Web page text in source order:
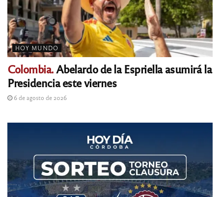
HOY MUNDO
Colombia.Abelardo de la Espriella asumirá la
Presidencia este viernes
6 de agosto de 2026